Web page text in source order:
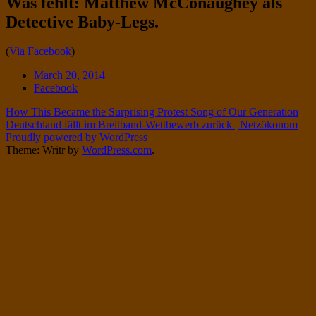
Twitter
on
Instagram
Detective Baby-Legs.
Standard
(Via Facebook)
Date
March 20, 2014
Tags
Facebook
Post
navigation
How This Became the Surprising Protest Song of Our Generation
Deutschland fällt im Breitband-Wettbewerb zurück | Netzökonom
Proudly powered by WordPress
Theme: Writr by WordPress.com.